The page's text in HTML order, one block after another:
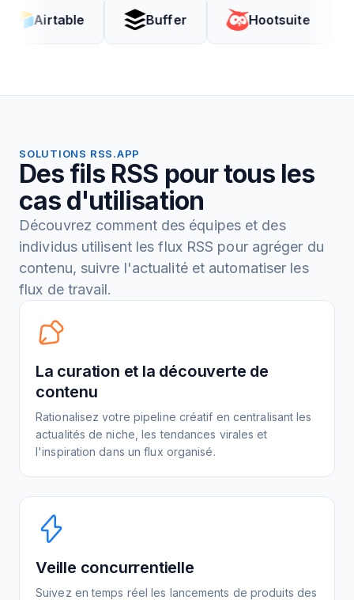
Buffer Hootsuite
SOLUTIONS RSS.APP
Des fils RSS pour tous les
cas d'utilisation
Découvrez comment des équipes et des
individus utilisent les flux RSS pour agréger du
contenu, suivre l'actualité et automatiser les
flux de travail.
La curation et la découverte de
contenu
Rationalisez votre pipeline créatif en centralisant les
actualités de niche, les tendances virales et
l'inspiration dans un flux organisé.
Veille concurrentielle
Suivez en temps réel les lancements de produits des